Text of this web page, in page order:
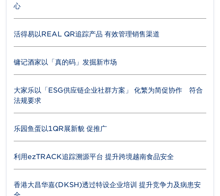
心
活得易以REAL QR追踪产品 有效管理销售渠道
镛记酒家以「真的码」发掘新巿场
大家乐以「ESG供应链企业社群方案」 化繁为简促协作 符合
法规要求
乐园鱼蛋以1QR展新貌 促推广
利用ezTRACK追踪溯源平台 提升跨境越南食品安全
香港大昌华嘉(DKSH)透过特设企业培训 提升竞争力及病患安